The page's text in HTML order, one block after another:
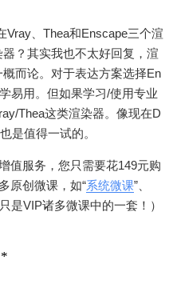
、Thea和Enscape三个渲
？其实我也不太好回复，渲
而论。对于表达方案选择En
易用。但如果学习/使用专业
Thea这类渲染器。像现在D
是值得一试的。
值服务，您只需要花149元购
原创微课，如“系统微课”、
是VIP诸多微课中的一套！）
的一套）。